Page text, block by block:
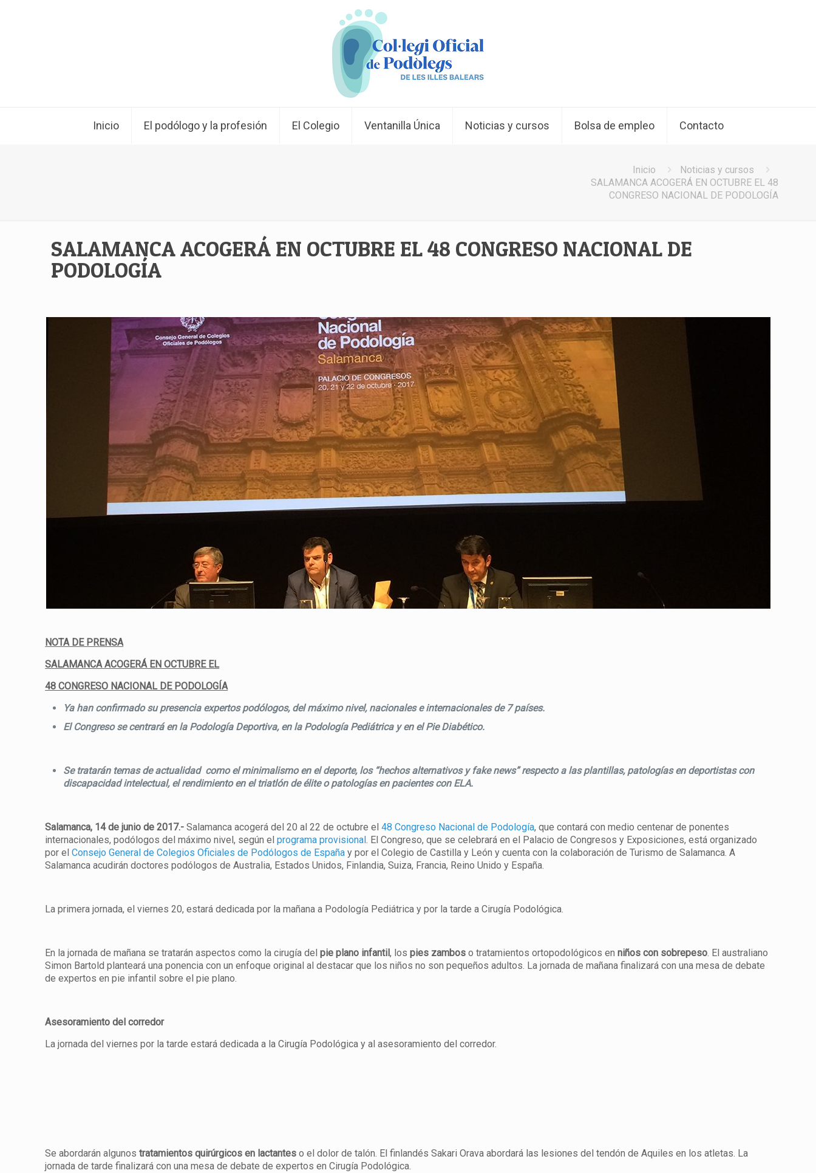
Inicio El podólogo y la profesión El Colegio Ventanilla Única Noticias y cursos Bolsa de empleo Contacto
Inicio
Noticias y cursos
SALAMANCA ACOGERÁ EN OCTUBRE EL 48
CONGRESO NACIONAL DE PODOLOGÍA
SALAMANCA ACOGERÁ EN OCTUBRE EL 48 CONGRESO NACIONAL DE
PODOLOGÍA
NOTA DE PRENSA
SALAMANCA ACOGERÁ EN OCTUBRE EL
48 CONGRESO NACIONAL DE PODOLOGÍA
Ya han confirmado su presencia expertos podólogos, del máximo nivel, nacionales e internacionales de 7 países.
El Congreso se centrará en la Podología Deportiva, en la Podología Pediátrica y en el Pie Diabético.
Se tratarán temas de actualidad como el minimalismo en el deporte, los “hechos alternativos y fake news” respecto a las plantillas, patologías en deportistas con
discapacidad intelectual, el rendimiento en el triatlón de élite o patologías en pacientes con ELA.
Salamanca, 14 de junio de 2017.-Salamanca acogerá del 20 al 22 de octubre el48 Congreso Nacional de Podología, que contará con medio centenar de ponentes
internacionales, podólogos del máximo nivel, según elprograma provisional. El Congreso, que se celebrará en el Palacio de Congresos y Exposiciones, está organizado
por elConsejo General de Colegios Oficiales de Podólogos de España y por el Colegio de Castilla y León y cuenta con la colaboración de Turismo de Salamanca. A
Salamanca acudirán doctores podólogos de Australia, Estados Unidos, Finlandia, Suiza, Francia, Reino Unido y España.
La primera jornada, el viernes 20, estará dedicada por la mañana a Podología Pediátrica y por la tarde a Cirugía Podológica.
En la jornada de mañana se tratarán aspectos como la cirugía delpie plano infantil, lospies zambos o tratamientos ortopodológicos enniños con sobrepeso. El australiano
Simon Bartold planteará una ponencia con un enfoque original al destacar que los niños no son pequeños adultos. La jornada de mañana finalizará con una mesa de debate
de expertos en pie infantil sobre el pie plano.
Asesoramiento del corredor
La jornada del viernes por la tarde estará dedicada a la Cirugía Podológica y al asesoramiento del corredor.
Se abordarán algunostratamientos quirúrgicos en lactantes o el dolor de talón. El finlandés Sakari Orava abordará las lesiones del tendón de Aquiles en los atletas. La
jornada de tarde finalizará con una mesa de debate de expertos en Cirugía Podológica.